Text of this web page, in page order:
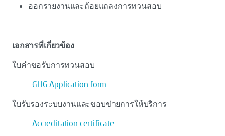
ออกรายงานและถ้อยแถลงการทวนสอบ
เอกสารที่เกี่ยวข้อง
ใบคำขอรับการทวนสอบ
GHG Application form
ใบรับรองระบบงานและขอบข่ายการให้บริการ
Accreditation certificate